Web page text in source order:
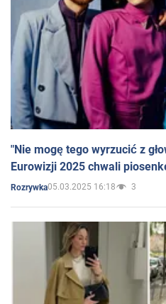
"Nie mogę tego wyrzucić z
Eurowizji 2025 chwali
Rozrywka05.03.2025 16:18 3